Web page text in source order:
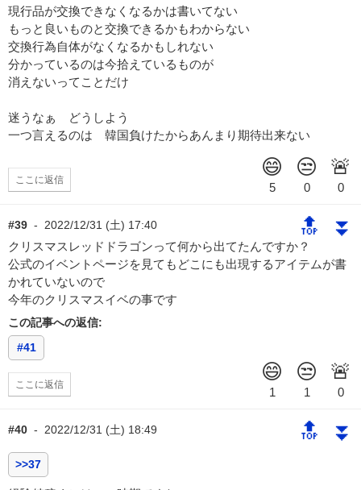
現行品が交換できなくなるかは書いてない
もっと良いものと交換できるかもわからない
交換行為自体がなくなるかもしれない
分かっているのは今拾えているものが
消えないってことだけ
迷うなぁ どうしよう
一つ言えるのは 韓国負けたからあんまり期待出来ない
ここに返信
#39 - 2022/12/31 (土) 17:40 🔝 ⏬
クリスマスレッドドラゴンって何から出てたんですか？
公式のイベントページを見てもどこにも出現するアイテムが書
かれていないので
今年のクリスマスイベの事です
この記事への返信:
#41
ここに返信
#40 - 2022/12/31 (土) 18:49 🔝 ⏬
>>37